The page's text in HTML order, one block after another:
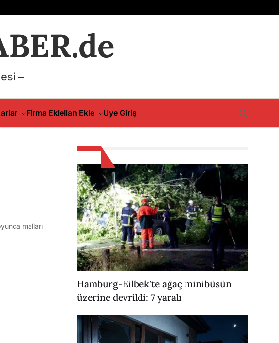
–
Firma Ekleİlan Ekle Üye Giriş
malları
Hamburg-Eilbek’te ağaç minibüsün
üzerine devrildi: 7 yaralı